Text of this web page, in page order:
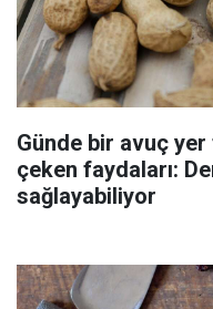
Günde bir avuç yer
çeken faydaları:
sağlayabiliyor